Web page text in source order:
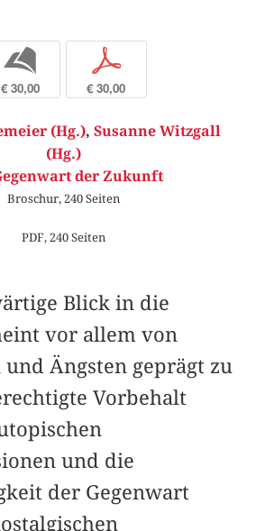
b
€ 30,00
p
€ 30,00
(Hg.), Susanne Witzgall
(Hg.)
der Zukunft
Broschur, 240 Seiten
PDF, 240 Seiten
Blick in die
vor allem von
und Ängsten geprägt zu
Vorbehalt
und die
der Gegenwart